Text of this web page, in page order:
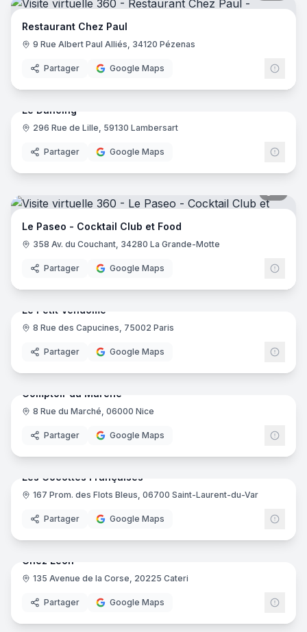
Restaurant Chez Paul
9 Rue Albert Paul Alliés, 34120 Pézenas
Partager Google Maps
16
Le Dancing
296 Rue de Lille, 59130 Lambersart
Partager Google Maps
Le Paseo - Cocktail Club et Food
358 Av. du Couchant, 34280 La Grande-Motte
Partager Google Maps
Le Petit Vendôme
8 Rue des Capucines, 75002 Paris
Partager Google Maps
10
Comptoir du Marché
8 Rue du Marché, 06000 Nice
Partager Google Maps
10
Les Cocottes Françaises
167 Prom. des Flots Bleus, 06700 Saint-Laurent-du-Var
Partager Google Maps
13
Chez Léon
135 Avenue de la Corse, 20225 Cateri
Partager Google Maps
10